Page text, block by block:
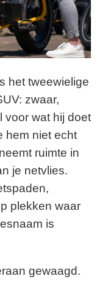
het tweewielige
zwaar,
voor wat hij doet
hem niet echt
ruimte in
je netvlies.
plekken waar
is
gewaagd.